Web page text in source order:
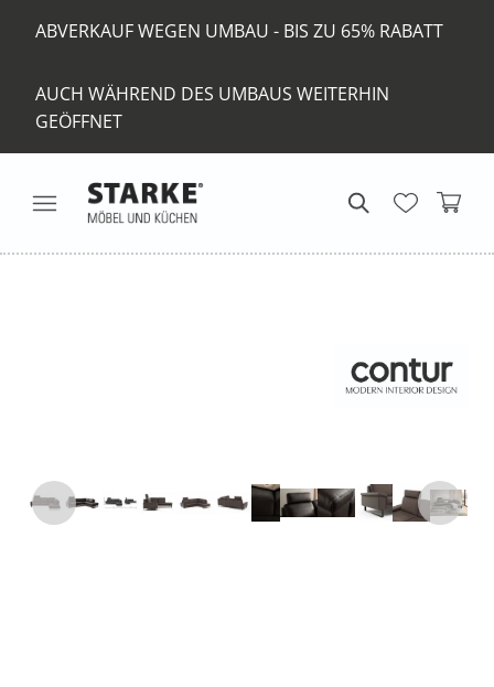
ABVERKAUF WEGEN UMBAU - BIS ZU 65% RABATT
AUCH WÄHREND DES UMBAUS WEITERHIN
GEÖFFNET